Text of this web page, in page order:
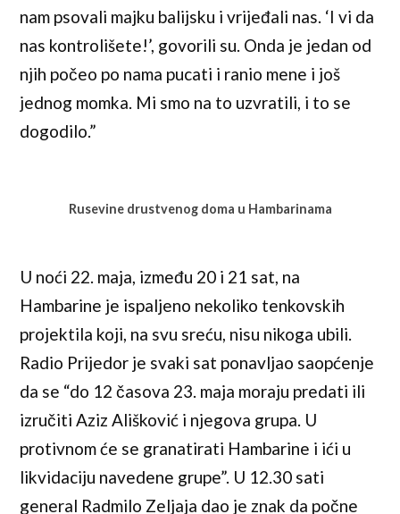
nam psovali majku balijsku i vrijeđali nas. ‘I vi da
nas kontrolišete!’, govorili su. Onda je jedan od
njih počeo po nama pucati i ranio mene i još
jednog momka. Mi smo na to uzvratili, i to se
dogodilo.”
Rusevine drustvenog doma u Hambarinama
U noći 22. maja, između 20 i 21 sat, na
Hambarine je ispaljeno nekoliko tenkovskih
projektila koji, na svu sreću, nisu nikoga ubili.
Radio Prijedor je svaki sat ponavljao saopćenje
da se “do 12 časova 23. maja moraju predati ili
izručiti Aziz Ališković i njegova grupa. U
protivnom će se granatirati Hambarine i ići u
likvidaciju navedene grupe”. U 12.30 sati
general Radmilo Zeljaja dao je znak da počne